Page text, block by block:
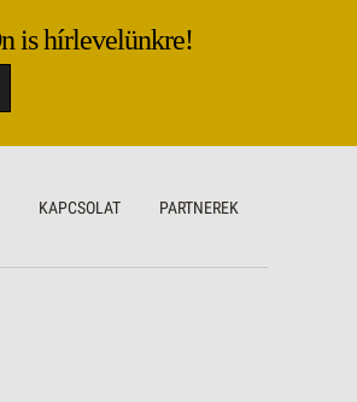
is hírlevelünkre!
KAPCSOLAT PARTNEREK